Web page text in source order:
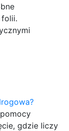
gdzie liczy